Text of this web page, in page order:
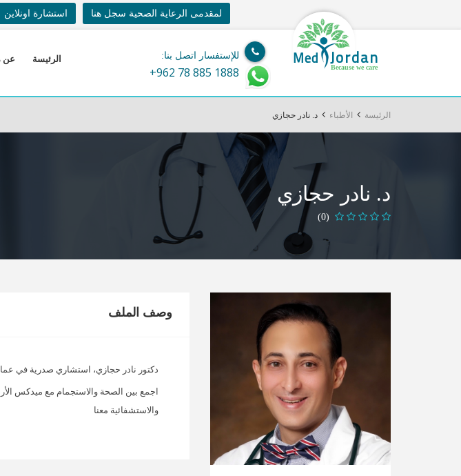
استشارة اونلاين لمقدمى الرعاية الصحية سجل هنا
Med Jordan
Because we care
للإستفسار اتصل بنا:
+962 78 885 1888
الرئيسة عن
الرئيسة الأطباء د. نادر حجازي
د. نادر حجازي
(0)
وصف الملف
دكتور نادر حجازي، استشاري صدرية في
اجمع بين الصحة والاستجمام مع ميدكس
والاستشفائية معنا